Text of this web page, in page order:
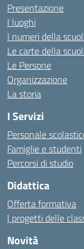
Presentazione
I luoghi
I numeri della
Le carte della
Le Persone
Organizzazione
La storia
I Servizi
Personale
Famiglie e studenti
Percorsi di studio
Didattica
Offerta formativa
I progetti delle
Novità